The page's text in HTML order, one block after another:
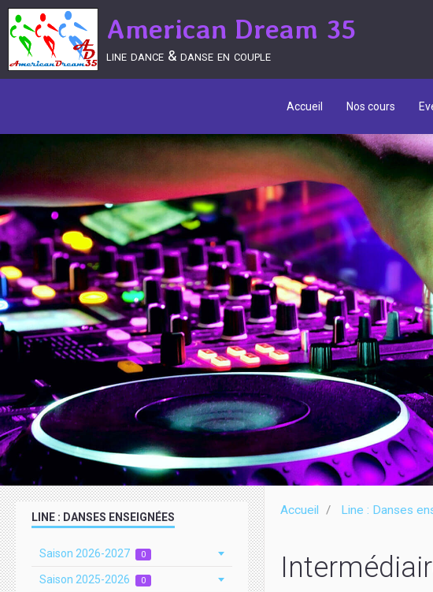
American Dream 35
line dance & danse en couple
Accueil Nos cours
Accueil Line : Danses
LINE : DANSES ENSEIGNÉES
Saison 2026-2027 0
Saison 2025-2026 0